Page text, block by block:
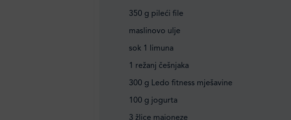
350 g pileći file
maslinovo ulje
sok 1 limuna
1 režanj češnjaka
300 g Ledo fitness mješavine
100 g jogurta
3 žlice majoneze